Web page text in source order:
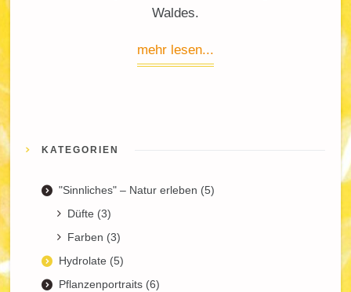
Waldes.
mehr lesen...
KATEGORIEN
"Sinnliches" – Natur erleben (5)
Düfte (3)
Farben (3)
Hydrolate (5)
Pflanzenportraits (6)